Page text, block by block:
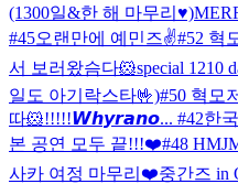
(1300일&한 해 마무리♥)
#45오랜만에 예민즈✌️#52 혁
서 보러왔슴다🐹special 1210
일도 아기락스타🤟)#50 혁모
따🐹!!!!!𝙒𝙝𝙮𝙧𝙖𝙣𝙤... #42한
본 공연 모두 끝!!!❤️#48
사카 여정 마무리❤️중간즈 in